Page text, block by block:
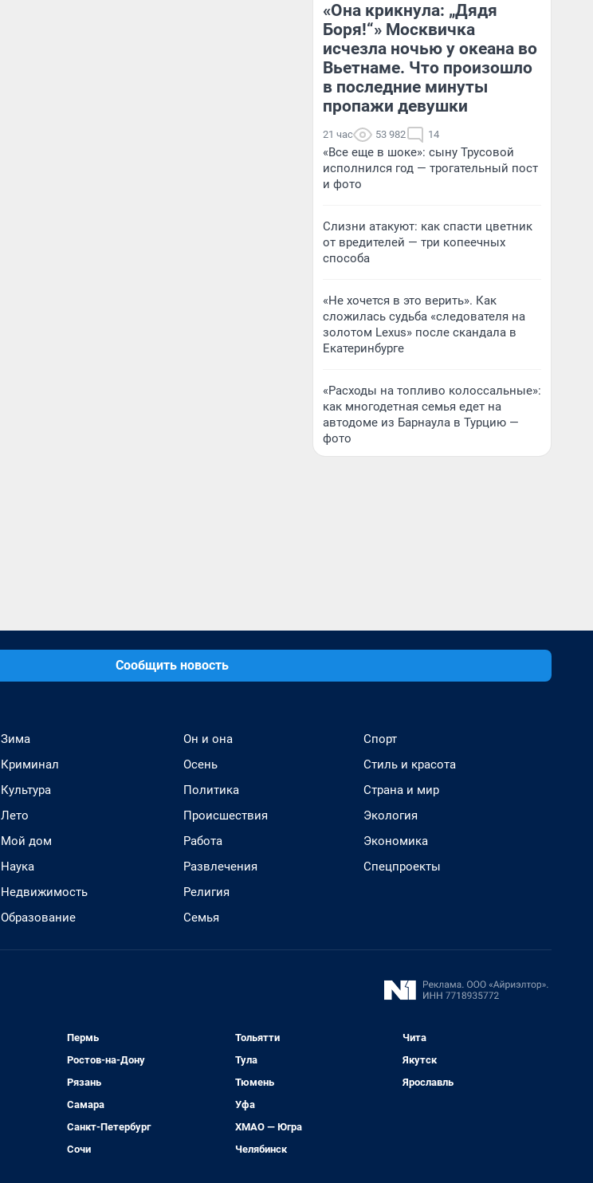
Автор мнения
«Она крикнула: „Дядя
Боря!“» Москвичка
исчезла ночью у океана во
Вьетнаме. Что произошло
в последние минуты
пропажи девушки
21 час 53 982 14
«Все еще в шоке»: сыну Трусовой
исполнился год — трогательный пост
и фото
Слизни атакуют: как спасти цветник
от вредителей — три копеечных
способа
«Не хочется в это верить». Как
сложилась судьба «следователя на
золотом Lexus» после скандала в
Екатеринбурге
«Расходы на топливо колоссальные»:
как многодетная семья едет на
автодоме из Барнаула в Турцию —
фото
Сообщить новость
Зима
Криминал
Культура
Лето
Мой дом
Наука
Недвижимость
Образование
Он и она
Осень
Политика
Происшествия
Работа
Развлечения
Религия
Семья
Спорт
Стиль и красота
Страна и мир
Экология
Экономика
Спецпроекты
Пермь
Ростов-на-Дону
Рязань
Самара
Санкт-Петербург
Сочи
Тольятти
Тула
Тюмень
Уфа
ХМАО — Югра
Челябинск
Чита
Якутск
Ярославль